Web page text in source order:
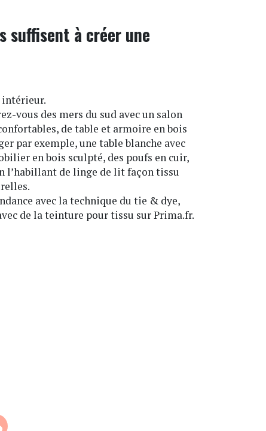
suffisent à créer une
intérieur.
vous des mers du sud avec un salon
de table et armoire en bois
par exemple, une table blanche avec
en bois sculpté, des poufs en cuir,
l’habillant de linge de lit façon tissu
avec la technique du tie & dye,
de la teinture pour tissu sur Prima.fr.